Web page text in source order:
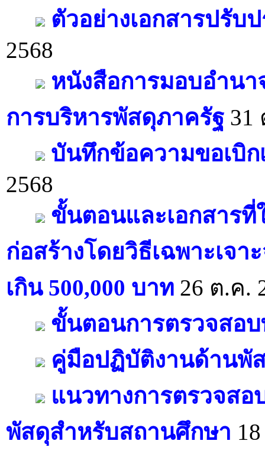
ตัวอย่างเอกสารปรับ
2568
หนังสือการมอบอำนา
การบริหารพัสดุภาครัฐ 31
บันทึกข้อความขอเบิก
2568
ขั้นตอนและเอกสารที่
ก่อสร้างโดยวิธีเฉพาะเจา
เกิน 500,000 บาท 26 ต.ค.
ขั้นตอนการตรวจสอ
คู่มือปฏิบัติงานด้านพั
แนวทางการตรวจส
พัสดุสำหรับสถานศึกษา